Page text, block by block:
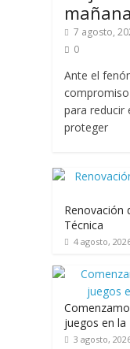
mañana
7 agosto,
0
Ante el
para reducir
proteger
Renovación
Técnica
4 agosto,
juegos en la
3 agosto,